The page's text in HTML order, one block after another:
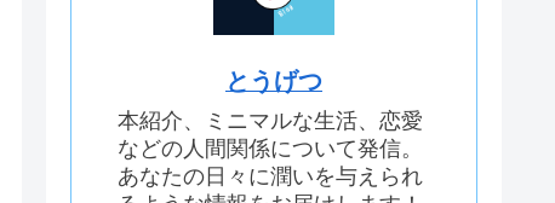
とうげつ
本紹介、ミニマルな生活、恋愛
などの人間関係について発信。
あなたの日々に潤いを与えられ